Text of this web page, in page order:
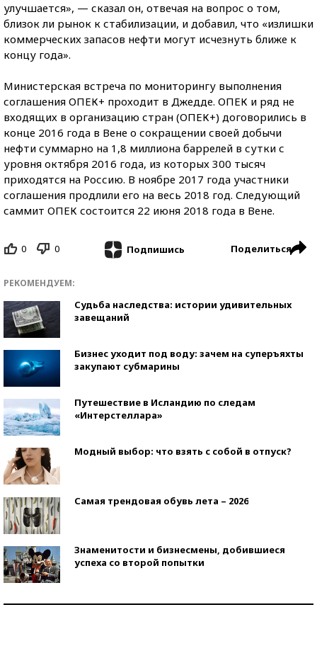
улучшается», — сказал он, отвечая на вопрос о том,
близок ли рынок к стабилизации, и добавил, что «излишки
коммерческих запасов нефти могут исчезнуть ближе к
концу года».
Министерская встреча по мониторингу выполнения
соглашения ОПЕК+ проходит в Джедде. ОПЕК и ряд не
входящих в организацию стран (ОПЕК+) договорились в
конце 2016 года в Вене о сокращении своей добычи
нефти суммарно на 1,8 миллиона баррелей в сутки с
уровня октября 2016 года, из которых 300 тысяч
приходятся на Россию. В ноябре 2017 года участники
соглашения продлили его на весь 2018 год. Следующий
саммит ОПЕК состоится 22 июня 2018 года в Вене.
0 0 Подпишись Поделиться
РЕКОМЕНДУЕМ:
Судьба наследства: истории удивительных
завещаний
Бизнес уходит под воду: зачем на суперъяхты
закупают субмарины
Путешествие в Исландию по следам
«Интерстеллара»
Модный выбор: что взять с собой в отпуск?
Самая трендовая обувь лета – 2026
Знаменитости и бизнесмены, добившиеся
успеха со второй попытки